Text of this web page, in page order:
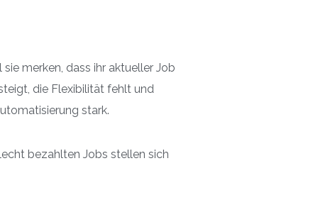
merken, dass ihr aktueller Job
die Flexibilität fehlt und
stark.
bezahlten Jobs stellen sich